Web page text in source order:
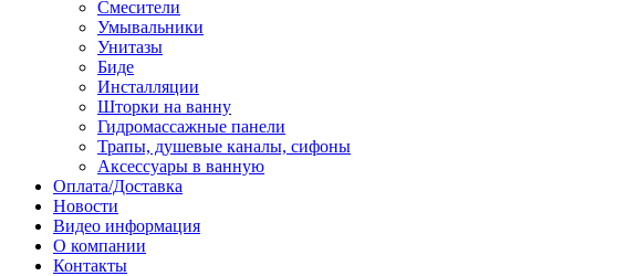
Смесители
Умывальники
Унитазы
Биде
Инсталляции
Шторки на ванну
Гидромассажные панели
Трапы, душевые каналы, сифоны
Аксессуары в ванную
Оплата/Доставка
Новости
Видео информация
О компании
Контакты